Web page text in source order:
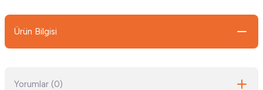
Ürün Bilgisi
Yorumlar (0)